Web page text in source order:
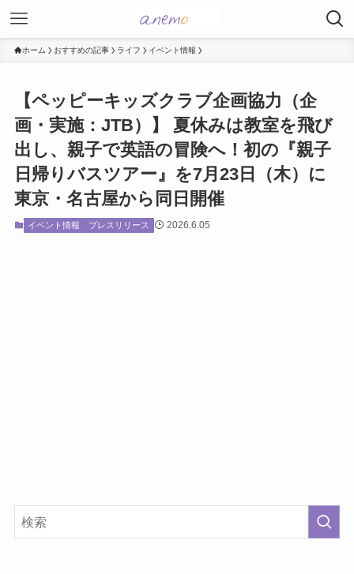
ホーム おすすめの記事 ライフ イベント情報
【ペッピーキッズクラブ企画協力（企
画・実施：JTB）】 夏休みは教室を飛び
出し、親子で英語の冒険へ！初の『親子
日帰りバスツアー』を7月23日（木）に
東京・名古屋から同日開催
イベント情報 プレスリリース 2026.6.05